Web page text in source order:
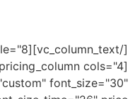
font_size="30"